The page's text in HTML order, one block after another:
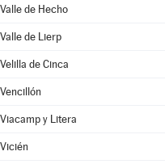
Valle de Hecho
Valle de Lierp
Velilla de Cinca
Vencillón
Viacamp y Litera
Vicién